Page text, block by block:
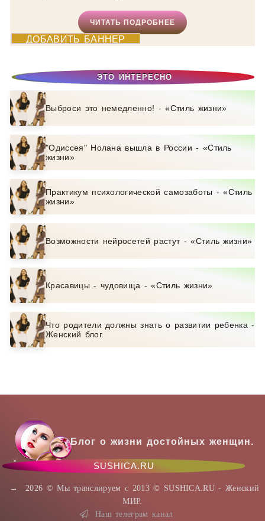
ЧИТАТЬ ПОДРОБНЕЕ
ДОБАВИТЬ БАННЕР
ЭТО ИНТЕРЕСНО
Выброси это немедленно! - «Стиль жизни»
"Одиссея" Нолана вышла в России - «Стиль
жизни»
Практикум психологической самозаботы - «Стиль
жизни»
Возможности нейросетей растут - «Стиль жизни»
Красавицы - чудовища - «Стиль жизни»
Что родители должны знать о развитии ребенка -
Женский блог.
Блог о жизни достойных женщин.
SUSHICA.RU
→ 2026 © Мы транслируем с 2013 © SUSHICA.RU - Женский
МИР.
Наш телеграм канал